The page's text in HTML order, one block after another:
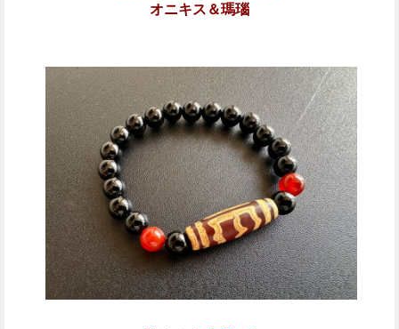
オニキス＆瑪瑙